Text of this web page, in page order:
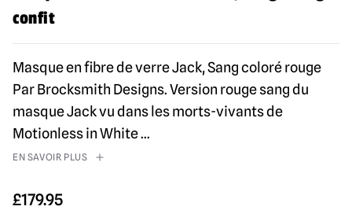
confit
Masque en fibre de verre Jack, Sang coloré rouge
Par Brocksmith Designs. Version rouge sang du
masque Jack vu dans les morts-vivants de
Motionless in White...
EN SAVOIR PLUS
£179.95